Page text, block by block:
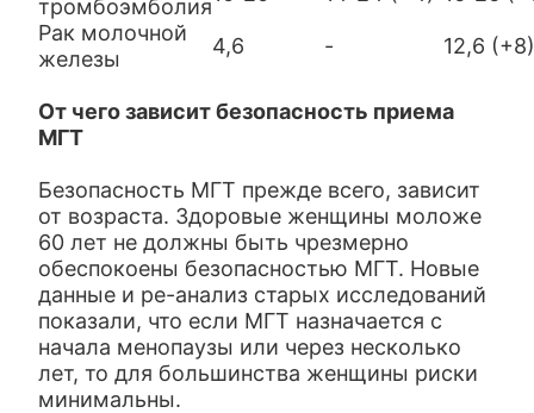
тромбоэмболия
Рак молочной
железы
4,6 - 12,6
От чего зависит безопасность приема
МГТ
Безопасность МГТ прежде всего, зависит
от возраста. Здоровые женщины моложе
60 лет не должны быть чрезмерно
обеспокоены безопасностью МГТ. Новые
данные и ре-анализ старых исследований
показали, что если МГТ назначается с
начала менопаузы или через несколько
лет, то для большинства женщины риски
минимальны.